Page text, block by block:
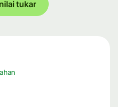
tukar